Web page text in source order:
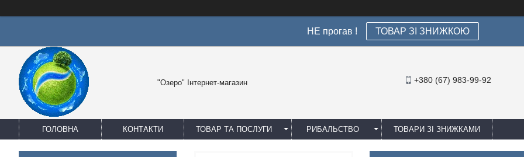
НЕ прогав ! ТОВАР ЗІ ЗНИЖКОЮ
"Озеро" Інтернет-магазин +380 (67) 983-99-92
ГОЛОВНА КОНТАКТИ ТОВАР ТА ПОСЛУГИ РИБАЛЬСТВО ТОВАРИ ЗІ ЗНИЖКАМИ